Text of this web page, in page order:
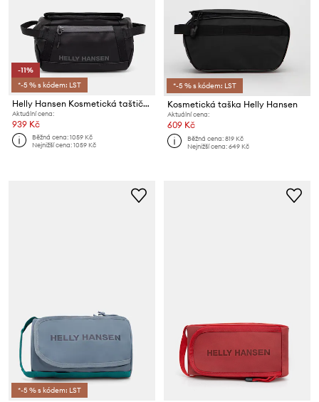
-11%
*-5 % s kódem: LST
Helly Hansen Kosmetická taštička
Aktuální cena:
939 Kč
Běžná cena:1059 Kč
Nejnižší cena:1059 Kč
*-5 % s kódem: LST
Kosmetická taška Helly Hansen
Aktuální cena:
609 Kč
Běžná cena:819 Kč
Nejnižší cena:649 Kč
*-5 % s kódem: LST